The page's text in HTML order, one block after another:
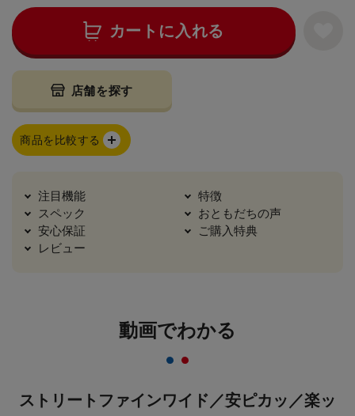
カートに入れる
店舗を探す
商品を比較する
注目機能
特徴
スペック
おともだちの声
安心保証
ご購入特典
レビュー
動画でわかる
ストリートファインワイド／安ピカッ／楽ッ